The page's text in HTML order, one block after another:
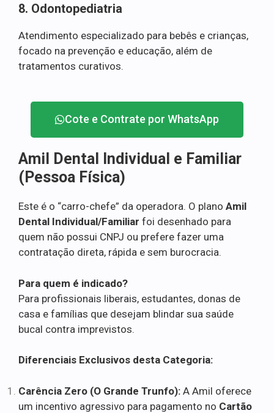
8. Odontopediatria
Atendimento especializado para bebês e crianças,
focado na prevenção e educação, além de
tratamentos curativos.
Cote e Contrate por WhatsApp
Amil Dental Individual e Familiar
(Pessoa Física)
Este é o “carro-chefe” da operadora. O plano Amil
Dental Individual/Familiar foi desenhado para
quem não possui CNPJ ou prefere fazer uma
contratação direta, rápida e sem burocracia.
Para quem é indicado?
Para profissionais liberais, estudantes, donas de
casa e famílias que desejam blindar sua saúde
bucal contra imprevistos.
Diferenciais Exclusivos desta Categoria:
Carência Zero (O Grande Trunfo): A Amil oferece
um incentivo agressivo para pagamento no Cartão